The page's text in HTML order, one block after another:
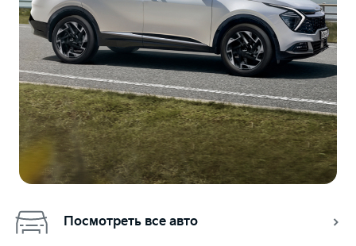
Посмотреть все авто